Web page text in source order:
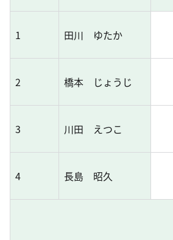
1 田川 ゆたか
2 橋本 じょうじ
3 川田 えつこ
4 長島 昭久